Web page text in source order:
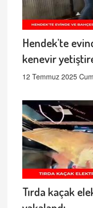
Hendek'te
kenevir
12 Temmuz 2025
Tırda kaçak